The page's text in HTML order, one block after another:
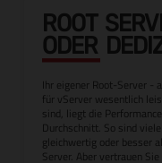
ROOT
ODER
Ihr eigener Root-Server -
für vServer wesentlich
sind, liegt die
Durchschnitt. So sind
gleichwertig oder besser
Server. Aber vertrauen